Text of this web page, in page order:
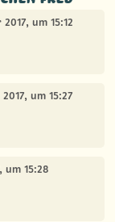
um 15:12
um 15:27
um 15:28